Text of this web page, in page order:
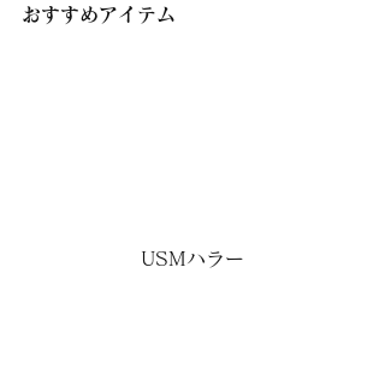
おすすめアイテム
USMハラー